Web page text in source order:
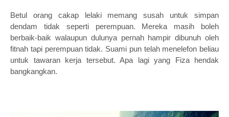
Betul orang cakap lelaki memang susah untuk simpan
dendam tidak seperti perempuan. Mereka masih boleh
berbaik-baik walaupun dulunya pernah hampir dibunuh oleh
fitnah tapi perempuan tidak. Suami pun telah menelefon beliau
untuk tawaran kerja tersebut. Apa lagi yang Fiza hendak
bangkangkan.